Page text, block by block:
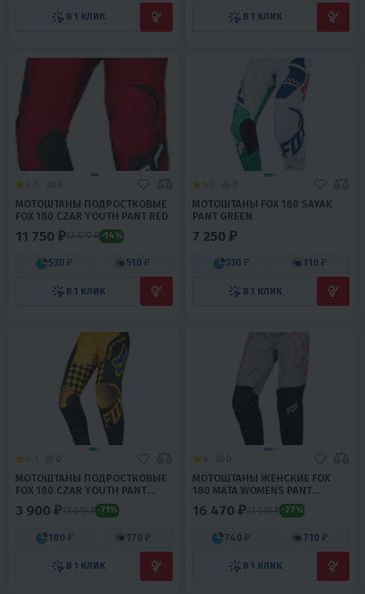
В 1 КЛИК В 1 КЛИК
МОТОШТАНЫ ПОДРОСТКОВЫЕ
FOX 180 CZAR YOUTH PANT RED
11 750 ₽13 670 ₽ -14%
530 ₽ 510 ₽
В 1 КЛИК
МОТОШТАНЫ FOX 180 SAYAK
PANT GREEN
7 250 ₽
330 ₽ 310 ₽
В 1 КЛИК
МОТОШТАНЫ ПОДРОСТКОВЫЕ
FOX 180 CZAR YOUTH PANT
BLACK/YELLOW
3 900 ₽13 670 ₽ -71%
180 ₽ 170 ₽
В 1 КЛИК
МОТОШТАНЫ ЖЕНСКИЕ FOX
180 MATA WOMENS PANT
BLACK/PINK
16 470 ₽22 570 ₽ -27%
740 ₽ 710 ₽
В 1 КЛИК